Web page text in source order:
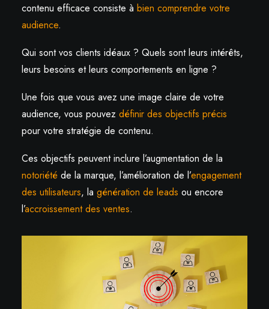
contenu efficace consiste à bien comprendre votre
audience.
Qui sont vos clients idéaux ? Quels sont leurs intérêts,
leurs besoins et leurs comportements en ligne ?
Une fois que vous avez une image claire de votre
audience, vous pouvez définir des objectifs précis
pour votre stratégie de contenu.
Ces objectifs peuvent inclure l’augmentation de la
notoriété de la marque, l’amélioration de l’engagement
des utilisateurs, la génération de leads ou encore
l’accroissement des ventes.